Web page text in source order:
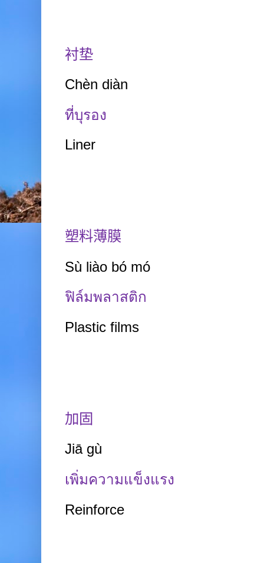
衬垫
Chèn diàn
ที่บุรอง
Liner
塑料薄膜
Sù liào bó mó
ฟิล์มพลาสติก
Plastic films
加固
Jiā gù
เพิ่มความแข็งแรง
Reinforce